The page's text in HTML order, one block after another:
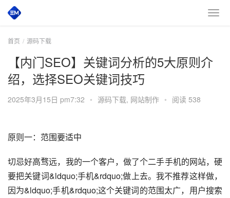
首页 源码下载
【内门SEO】关键词分析的5大原则介
绍，选择SEO关键词技巧
2025年3月15日 pm7:32 • 源码下载, 网站制作 • 阅读 538
原则一：范围要适中
切忌好高骛远，我的一个客户，做了个二手手机的网站，硬
要把关键词&ldquo;手机&rdquo;做上去。我不推荐这样做，
因为&ldquo;手机&rdquo;这个关键词的范围太广，用户搜索